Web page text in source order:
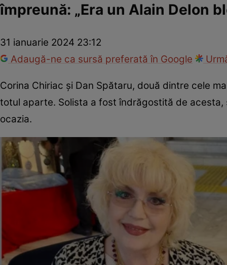
împreună: „Era un Alain Delon
31 ianuarie 2024 23:12
Adaugă-ne ca sursă preferată în Google
Corina Chiriac și Dan Spătaru, două dintre cele
totul aparte. Solista a fost îndrăgostită de
ocazia.